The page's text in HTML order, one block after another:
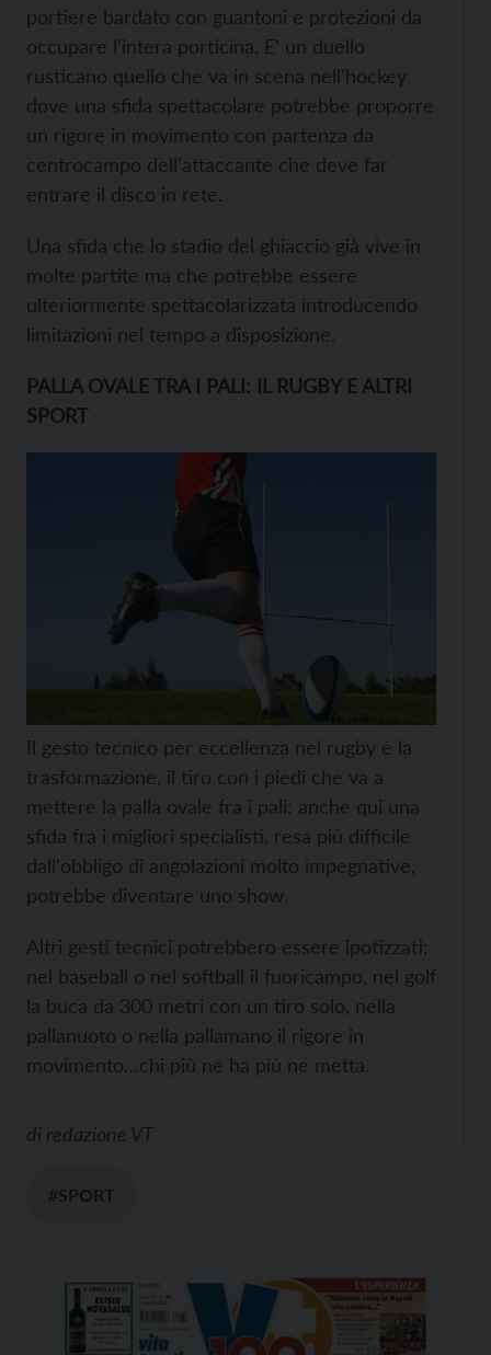
portiere bardato con guantoni e protezioni da
occupare l'intera porticina. E' un duello
rusticano quello che va in scena nell'hockey
dove una sfida spettacolare potrebbe proporre
un rigore in movimento con partenza da
centrocampo dell'attaccante che deve far
entrare il disco in rete.
Una sfida che lo stadio del ghiaccio già vive in
molte partite ma che potrebbe essere
ulteriormente spettacolarizzata introducendo
limitazioni nel tempo a disposizione.
PALLA OVALE TRA I PALI: IL RUGBY E ALTRI
SPORT
Il gesto tecnico per eccellenza nel rugby è la
trasformazione, il tiro con i piedi che va a
mettere la palla ovale fra i pali: anche qui una
sfida fra i migliori specialisti, resa più difficile
dall'obbligo di angolazioni molto impegnative,
potrebbe diventare uno show.
Altri gesti tecnici potrebbero essere ipotizzati:
nel baseball o nel softball il fuoricampo, nel golf
la buca da 300 metri con un tiro solo, nella
pallanuoto o nella pallamano il rigore in
movimento…chi più ne ha più ne metta.
di redazione VT
#SPORT